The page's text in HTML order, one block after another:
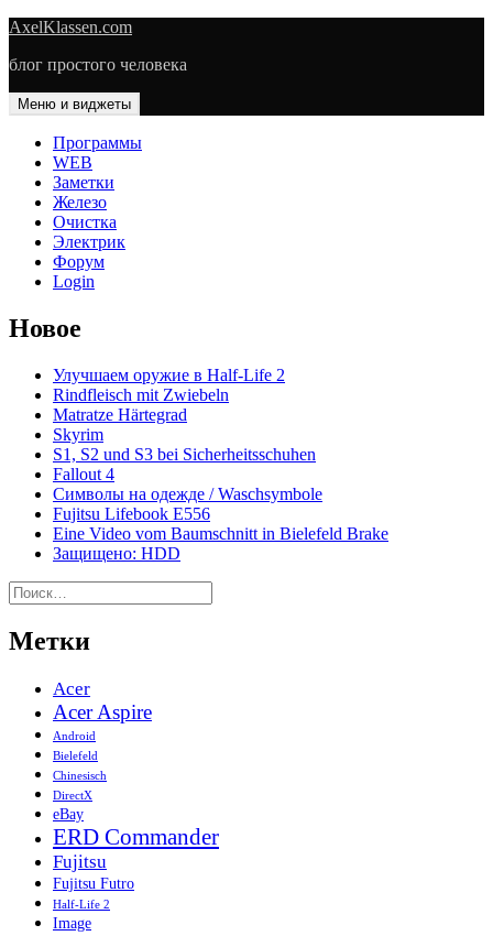
Перейти
содержимому
AxelKlassen.com
блог простого человека
Меню и виджеты
Программы
WEB
Заметки
Железо
Очистка
Электрик
Форум
Login
Новое
Улучшаем оружие в Half-Life 2
Rindfleisch mit Zwiebeln
Matratze Härtegrad
Skyrim
S1, S2 und S3 bei Sicherheitsschuhen
Fallout 4
Символы на одежде / Waschsymbole
Fujitsu Lifebook E556
Eine Video vom Baumschnitt in Bielefeld Brake
Защищено: HDD
Найти:
Метки
Acer
Acer Aspire
Android
Bielefeld
Chinesisch
DirectX
eBay
ERD Commander
Fujitsu
Fujitsu Futro
Half-Life 2
Image